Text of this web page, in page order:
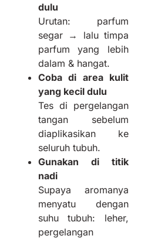
dulu
Urutan: parfum
segar → lalu timpa
parfum yang lebih
dalam & hangat.
Coba di area kulit
yang kecil dulu
Tes di pergelangan
tangan sebelum
diaplikasikan ke
seluruh tubuh.
Gunakan di titik
nadi
Supaya aromanya
menyatu dengan
suhu tubuh: leher,
pergelangan